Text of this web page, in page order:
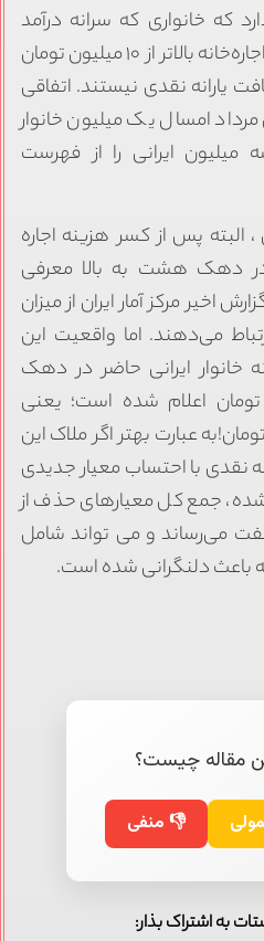
که خانواری که سرانه درآمد
ماهانه آنها بعد کسر هزینه اجاره‌خانه بالاتر از ۱۰ میلیون تومان
یارانه نقدی نیستند. اتفاقی
امسال یک میلیون خانوار
میلیون ایرانی را از فهرست
تومان ، البته پس از کسر هزینه اجاره
در دهک هشت به بالا معرفی
اخیر مرکز آمار ایران از میزان
و درآمد سال ۱۴۰۳ارتباط می‌دهند. اما واقعیت این
خانوار ایرانی حاضر در دهک
تومان اعلام شده است؛ یعنی
و ۲۵۰هزار تومان!به عبارت بهتر اگر ملاک این
نقدی با احتساب معیار جدیدی
شده، جمع کل معیار‌های حذف از
می‌رساند و می تواند شامل
باعث دلنگرانی شده است.
مقاله چیست؟
👎 منفی
به اشتراک بذار: